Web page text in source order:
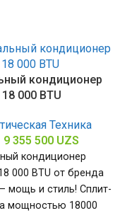
кондиционер
000 BTU
Техника
9 355 500 UZS
кондиционер
000 BTU от бренда
мощь и стиль! Сплит-
мощностью 18000